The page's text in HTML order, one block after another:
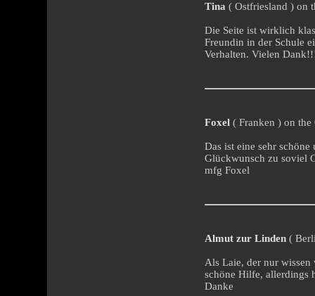
Tina ( Ostfriesland ) on
Die Seite ist wirklich
Freundin in der Schule
Verhalten. Vielen
Foxel ( Franken ) on
Das ist eine sehr
Glückwunsch zu soviel
mfg Foxel
Almut zur Linden (
Als Laie, der nur
schöne Hilfe, allerdings
Danke